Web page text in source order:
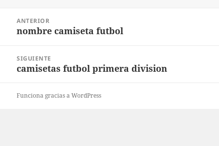
entradas
ANTERIOR
Entrada
nombre camiseta futbol
SIGUIENTE
Entrada
camisetas futbol primera division
Funciona gracias a WordPress